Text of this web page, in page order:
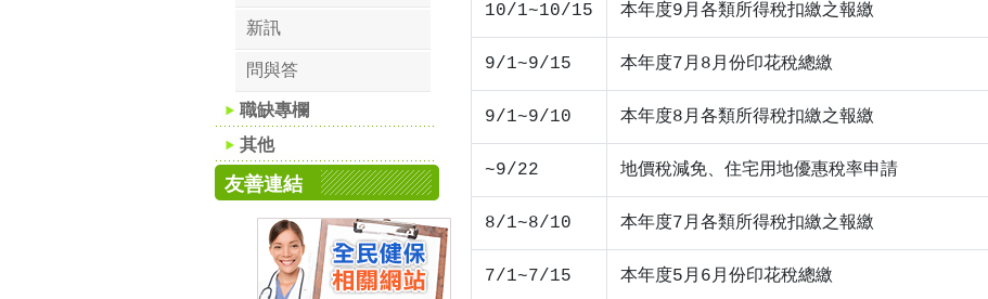
新訊
問與答
職缺專欄
其他
友善連結
10/1~10/15 本年度9月各類所得稅扣繳之報繳
9/1~9/15 本年度7月8月份印花稅總繳
9/1~9/10 本年度8月各類所得稅扣繳之報繳
~9/22 地價稅減免、住宅用地優惠稅率申請
8/1~8/10 本年度7月各類所得稅扣繳之報繳
7/1~7/15 本年度5月6月份印花稅總繳